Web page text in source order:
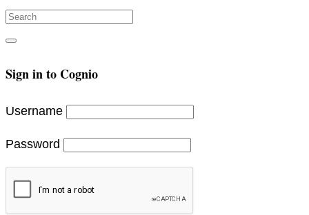
Search
for:
Search
Sign in to Cognio
Username
Password